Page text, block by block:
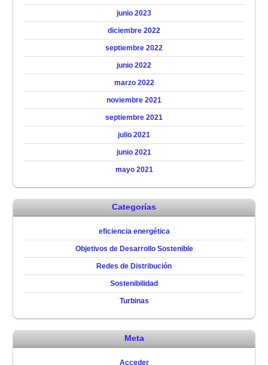
junio 2023
diciembre 2022
septiembre 2022
junio 2022
marzo 2022
noviembre 2021
septiembre 2021
julio 2021
junio 2021
mayo 2021
Categorías
eficiencia energética
Objetivos de Desarrollo Sostenible
Redes de Distribución
Sostenibilidad
Turbinas
Meta
Acceder